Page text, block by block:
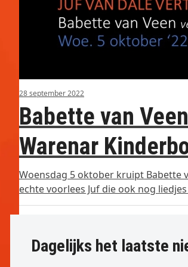
28 september 2022
Babette van
Warenar
Woensdag 5 oktober kruipt Babette
echte voorlees Juf die ook nog
Dagelijks het laatste